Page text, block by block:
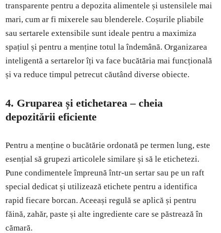
transparente pentru a depozita alimentele și ustensilele mai
mari, cum ar fi mixerele sau blenderele. Coșurile pliabile
sau sertarele extensibile sunt ideale pentru a maximiza
spațiul și pentru a menține totul la îndemână. Organizarea
inteligentă a sertarelor îți va face bucătăria mai funcțională
și va reduce timpul petrecut căutând diverse obiecte.
4. Gruparea și etichetarea – cheia
depozitării eficiente
Pentru a menține o bucătărie ordonată pe termen lung, este
esențial să grupezi articolele similare și să le etichetezi.
Pune condimentele împreună într-un sertar sau pe un raft
special dedicat și utilizează etichete pentru a identifica
rapid fiecare borcan. Aceeași regulă se aplică și pentru
făină, zahăr, paste și alte ingrediente care se păstrează în
cămară.